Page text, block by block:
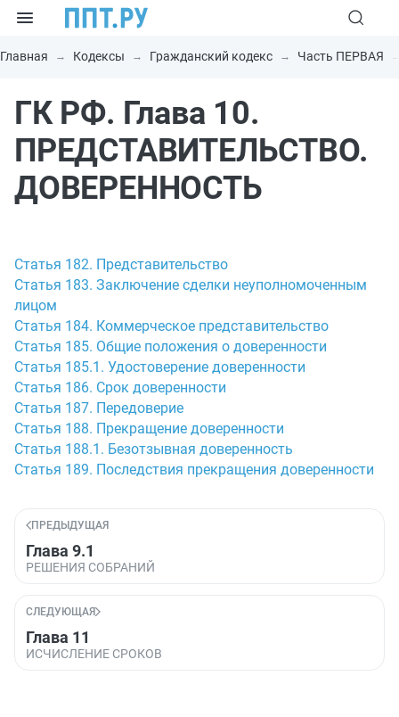
Главная Кодексы Гражданский кодекс Часть ПЕРВАЯ
ГК РФ. Глава 10.
ПРЕДСТАВИТЕЛЬСТВО.
ДОВЕРЕННОСТЬ
Статья 182. Представительство
Статья 183. Заключение сделки неуполномоченным
лицом
Статья 184. Коммерческое представительство
Статья 185. Общие положения о доверенности
Статья 185.1. Удостоверение доверенности
Статья 186. Срок доверенности
Статья 187. Передоверие
Статья 188. Прекращение доверенности
Статья 188.1. Безотзывная доверенность
Статья 189. Последствия прекращения доверенности
ПРЕДЫДУЩАЯ
Глава 9.1
РЕШЕНИЯ СОБРАНИЙ
СЛЕДУЮЩАЯ
Глава 11
ИСЧИСЛЕНИЕ СРОКОВ